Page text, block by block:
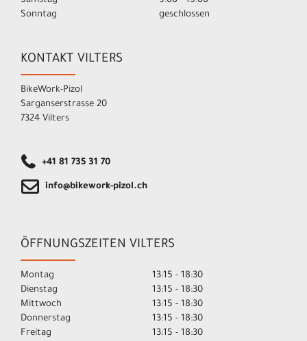
Sonntag
geschlossen
KONTAKT VILTERS
BikeWork-Pizol
Sarganserstrasse 20
7324 Vilters
+41 81 735 31 70
info@bikework-pizol.ch
ÖFFNUNGSZEITEN VILTERS
Montag
13:15 - 18:30
Dienstag
13:15 - 18:30
Mittwoch
13:15 - 18:30
Donnerstag
13:15 - 18:30
Freitag
13:15 - 18:30